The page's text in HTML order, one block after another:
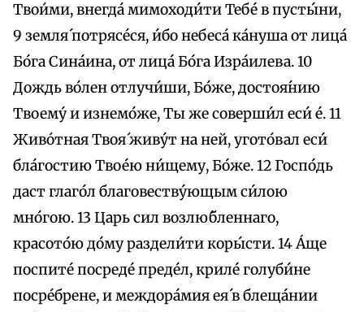
Твои́ми, внегда́ мимоходи́ти Тебе́ в пусты́ни,
9 земля́ потрясе́ся, и́бо небеса́ ка́нуша от лица́
Бо́га Сина́ина, от лица́ Бо́га Изра́илева. 10
Дождь во́лен отлучи́ши, Бо́же, достоя́нию
Твоему́ и изнемо́же, Ты же соверши́л еси́ е́. 11
Живо́тная Твоя́ живу́т на ней, угото́вал еси́
бла́гостию Твое́ю ни́щему, Бо́же. 12 Госпо́дь
даст глаго́л благовеству́ющым си́лою
мно́гою. 13 Царь сил возлю́бленнаго,
красото́ю до́му раздели́ти коры́сти. 14 А́ще
поспите́ посреде́ преде́л, криле́ голуби́не
посре́брене, и междора́мия ея́ в блеща́нии